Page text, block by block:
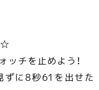
☆
チを止めよう！
ずに8秒61を出せた